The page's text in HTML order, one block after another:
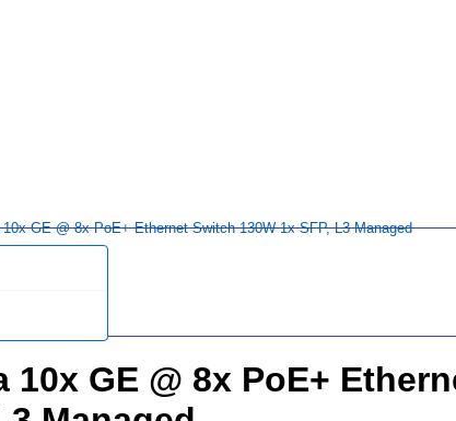
GE @ 8x PoE+ Ethernet Switch 130W 1x SFP, L3 Managed
10x GE @ 8x PoE+